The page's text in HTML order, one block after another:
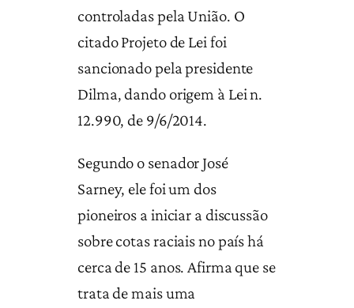
controladas pela União. O
citado Projeto de Lei foi
sancionado pela presidente
Dilma, dando origem à Lei n.
12.990, de 9/6/2014.
Segundo o senador José
Sarney, ele foi um dos
pioneiros a iniciar a discussão
sobre cotas raciais no país há
cerca de 15 anos. Afirma que se
trata de mais uma